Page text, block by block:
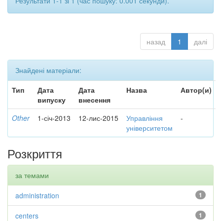
назад 1 далі
Знайдені матеріали:
Тип
Дата
випуску
Дата
внесення
Назва Автор(и)
Other 1-січ-2013 12-лис-2015
Управління
університетом
-
Розкриття
за темами
1
administration
1
centers